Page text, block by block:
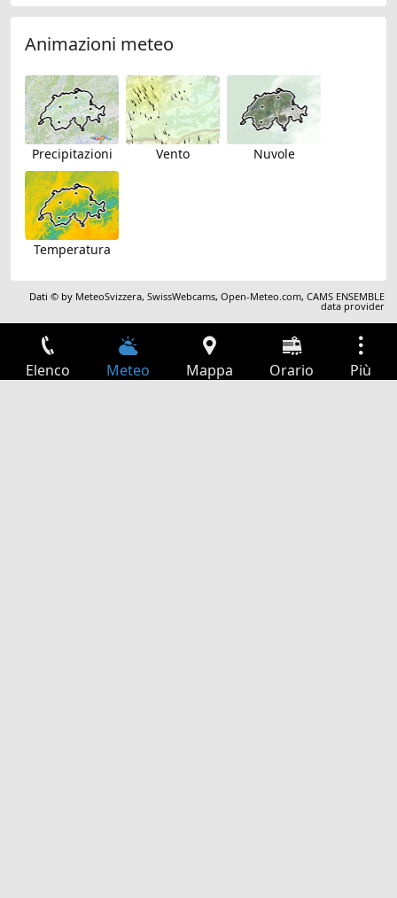
Animazioni meteo
Precipitazioni Vento Nuvole
Temperatura
Dati © by MeteoSvizzera,SwissWebcams,Open-Meteo.com,CAMS ENSEMBLE
data provider
Elenco Meteo Mappa Orario Più